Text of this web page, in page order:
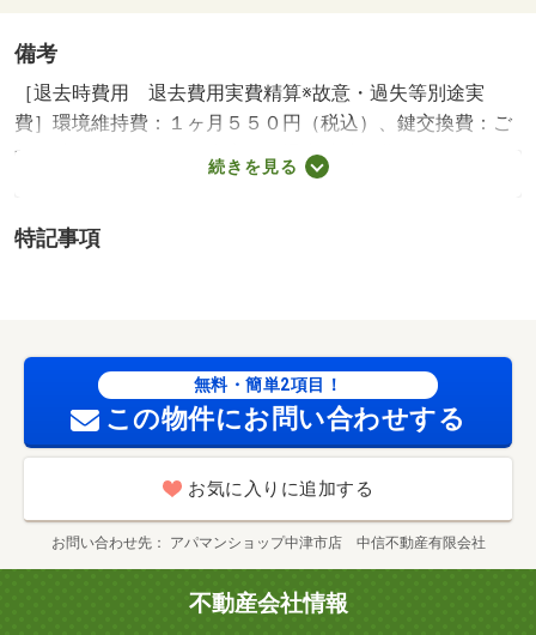
備考
［退去時費用 退去費用実費精算※故意・過失等別途実
費］環境維持費：１ヶ月５５０円（税込）、鍵交換費：ご
契約時１６５００円（税込）、退去時清掃費：５２２５０
円（税込）、インターネット利用料：有料、更新手数料：
必須 プラザ賃貸保証 家賃等の１００％または１２
（一社） 九州不動産公正取引協議会加盟
続きを見る
特記事項
無料・簡単2項目！
この物件にお問い合わせする
お気に入りに追加する
お問い合わせ先 アパマンショップ中津市店 中信不動産有限会社
不動産会社情報